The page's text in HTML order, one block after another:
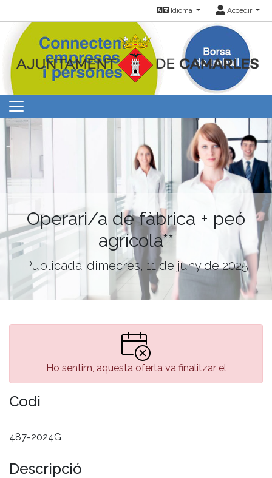
Idioma Accedir
Operari/a de fàbrica + peó
agrícola**
Publicada: dimecres, 11 de juny de 2025
Ho sentim, aquesta oferta va finalitzar el
Codi
487-2024G
Descripció